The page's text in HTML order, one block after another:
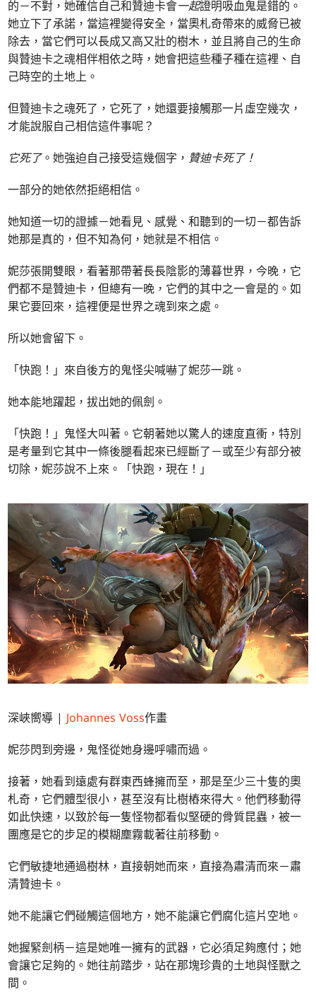
的－不對，她確信自己和贊迪卡會一起證明吸血鬼是錯的。
她立下了承諾，當這裡變得安全，當奧札奇帶來的威脅已被
除去，當它們可以長成又高又壯的樹木，並且將自己的生命
與贊迪卡之魂相伴相依之時，她會把這些種子種在這裡、自
己時空的土地上。
但贊迪卡之魂死了，它死了，她還要接觸那一片虛空幾次，
才能說服自己相信這件事呢？
它死了。她強迫自己接受這幾個字， 贊迪卡死了！
一部分的她依然拒絕相信。
她知道一切的證據－她看見、感覺、和聽到的一切－都告訴
她那是真的，但不知為何，她就是不相信。
妮莎張開雙眼，看著那帶著長長陰影的薄暮世界，今晚，它
們都不是贊迪卡，但總有一晚，它們的其中之一會是的。如
果它要回來，這裡便是世界之魂到來之處。
所以她會留下。
「快跑！」來自後方的鬼怪尖喊嚇了妮莎一跳。
她本能地躍起，拔出她的佩劍。
「快跑！」鬼怪大叫著。它朝著她以驚人的速度直衝，特別
是考量到它其中一條後腿看起來已經斷了－或至少有部分被
切除，妮莎說不上來。「快跑，現在！」
深峽嚮導 | Johannes Voss作畫
妮莎閃到旁邊，鬼怪從她身邊呼嘯而過。
接著，她看到遠處有群東西蜂擁而至，那是至少三十隻的奧
札奇，它們體型很小，甚至沒有比樹樁來得大。他們移動得
如此快速，以致於每一隻怪物都看似堅硬的骨質昆蟲，被一
團應是它的步足的模糊塵霧載著往前移動。
它們敏捷地通過樹林，直接朝她而來，直接為肅清而來－肅
清贊迪卡。
她不能讓它們碰觸這個地方，她不能讓它們腐化這片空地。
她握緊劍柄－這是她唯一擁有的武器，它必須足夠應付；她
會讓它足夠的。她往前踏步，站在那塊珍貴的土地與怪獸之
間。